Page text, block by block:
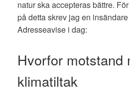
natur ska accepteras bättre.
på detta skrev jag en
Adresseavise i dag:
Hvorfor motstand
klimatiltak